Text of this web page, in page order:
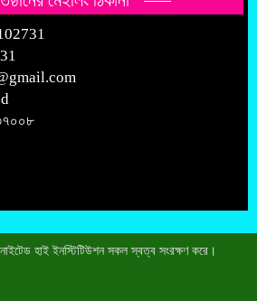
হাই ইনস্টিটিউশন সকল স্বত্ব সংরক্ষণ করে।